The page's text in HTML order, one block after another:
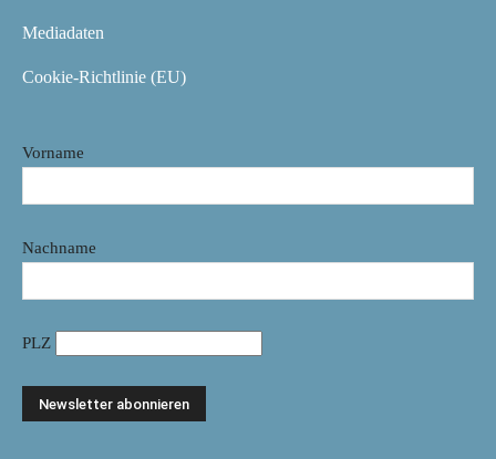
Mediadaten
Cookie-Richtlinie (EU)
Vorname
Nachname
PLZ